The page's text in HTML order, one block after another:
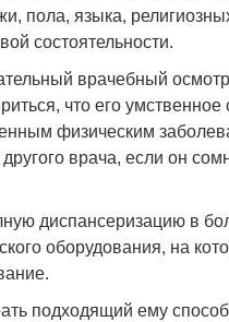
пола, языка,
состоятельности.
врачебный
что его
физическим
врача, если он
диспансеризацию в
оборудования, на
подходящий ему